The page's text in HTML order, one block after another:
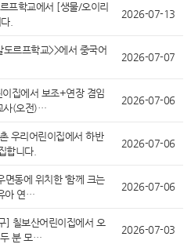
프학교에서 [생물/오이리
.
2026-07-13
도르프학교>>에서 중국어
2026-07-07
이집에서 보조+연장 겸임
사(오전)…
2026-07-06
우리어린이집에서 하반
합니다.
2026-07-06
면동에 위치한 ‘함께 크는
아 연…
2026-07-06
] 칠보산어린이집에서 오
두 분 모…
2026-07-03